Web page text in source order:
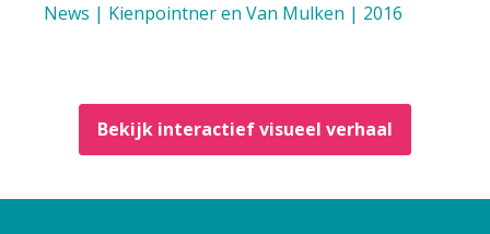
News | Kienpointner en Van Mulken | 2016
Bekijk interactief visueel verhaal